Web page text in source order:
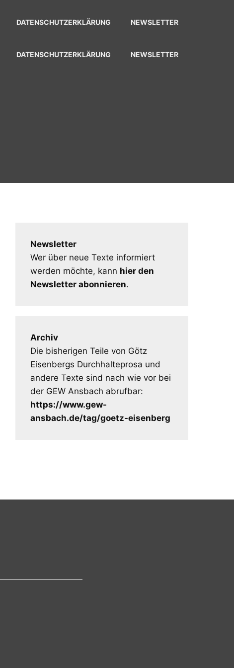
DATENSCHUTZERKLÄRUNG NEWSLETTER
DATENSCHUTZERKLÄRUNG NEWSLETTER
Newsletter
Wer über neue Texte informiert
werden möchte, kann hier den
Newsletter abonnieren.
Archiv
Die bisherigen Teile von Götz
Eisenbergs Durchhalteprosa und
andere Texte sind nach wie vor bei
der GEW Ansbach abrufbar:
https://www.gew-
ansbach.de/tag/goetz-eisenberg